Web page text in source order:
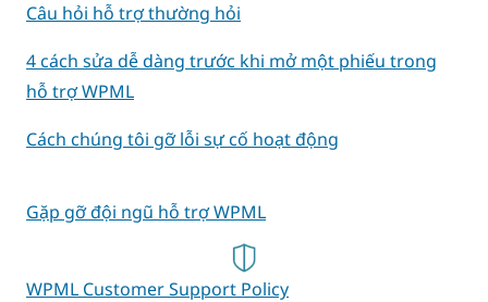
Câu hỏi hỗ trợ thường hỏi
4 cách sửa dễ dàng trước khi mở một phiếu trong
hỗ trợ WPML
Cách chúng tôi gỡ lỗi sự cố hoạt động
Gặp gỡ đội ngũ hỗ trợ WPML
WPML Customer Support Policy